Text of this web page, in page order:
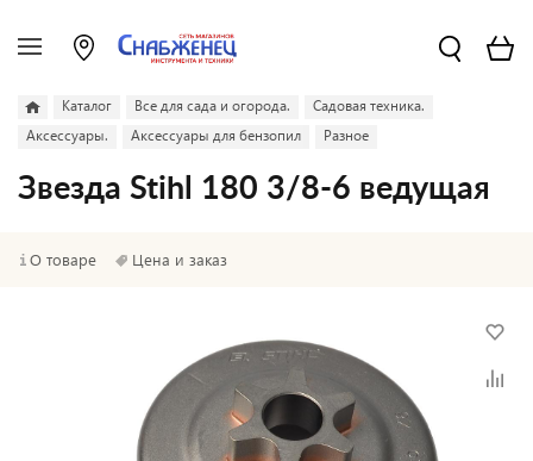
Каталог Все для сада и огорода.
Садовая техника.
Аксессуары.
Аксессуары для бензопил Разное
Звезда Stihl 180 3/8-6 ведущая
О товаре Цена и заказ